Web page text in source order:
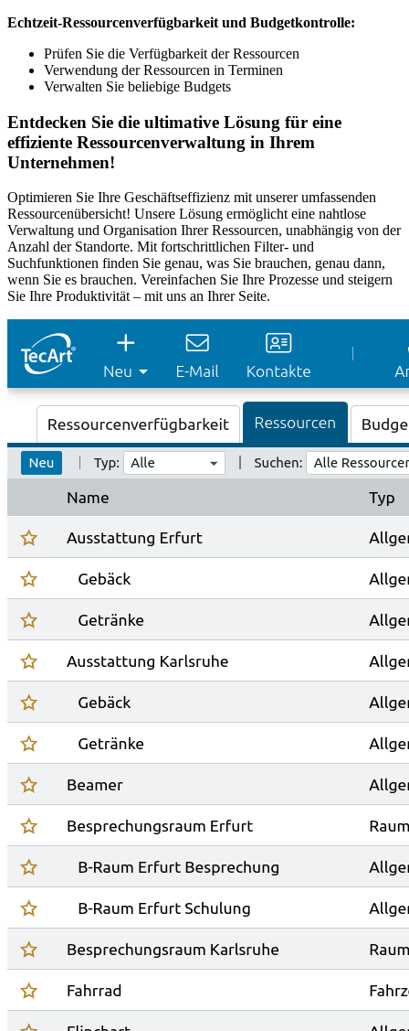
Echtzeit-Ressourcenverfügbarkeit und Budgetkontrolle:
Prüfen Sie die Verfügbarkeit der Ressourcen
Verwendung der Ressourcen in Terminen
Verwalten Sie beliebige Budgets
Entdecken Sie die ultimative Lösung für eine
effiziente Ressourcenverwaltung in Ihrem
Unternehmen!
Optimieren Sie Ihre Geschäftseffizienz mit unserer umfassenden
Ressourcenübersicht! Unsere Lösung ermöglicht eine nahtlose
Verwaltung und Organisation Ihrer Ressourcen, unabhängig von der
Anzahl der Standorte. Mit fortschrittlichen Filter- und
Suchfunktionen finden Sie genau, was Sie brauchen, genau dann,
wenn Sie es brauchen. Vereinfachen Sie Ihre Prozesse und steigern
Sie Ihre Produktivität – mit uns an Ihrer Seite.